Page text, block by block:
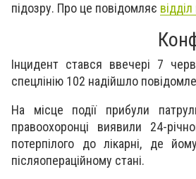
підозру. Про це повідомляє
Інцидент стався ввечері 7
спецлінію 102 надійшло
На місце події прибули
правоохоронці виявили 24-
потерпілого до лікарні, де
післяопераційному стані.